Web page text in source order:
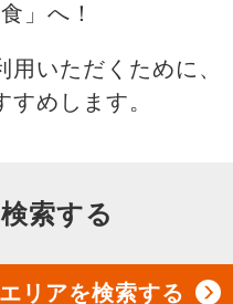
」へ！
用いただくために、
めします。
索する
ださい。